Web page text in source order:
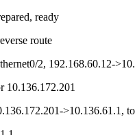
ready
route
2, 192.168.60.12-
10.136.172.201
>10.136.61.1,